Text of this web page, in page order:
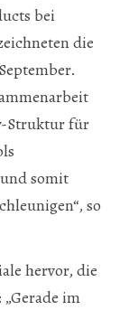
bei
die
Struktur für
somit
so
hervor, die
im